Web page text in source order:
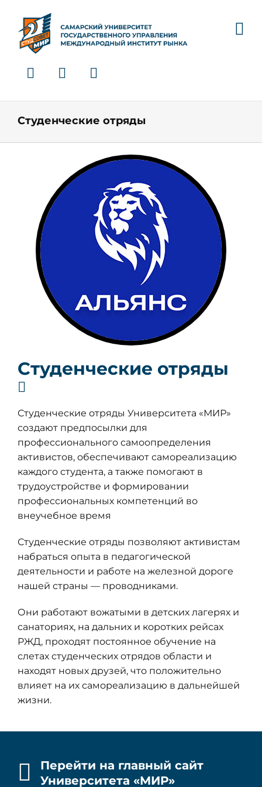
content
Студенческие отряды
Студенческие отряды
Студенческие отряды Университета «МИР»
создают предпосылки для
профессионального самоопределения
активистов, обеспечивают самореализацию
каждого студента, а также помогают в
трудоустройстве и формировании
профессиональных компетенций во
внеучебное время
Студенческие отряды позволяют активистам
набраться опыта в педагогической
деятельности и работе на железной дороге
нашей страны — проводниками.
Они работают вожатыми в детских лагерях и
санаториях, на дальних и коротких рейсах
РЖД, проходят постоянное обучение на
слетах студенческих отрядов области и
находят новых друзей, что положительно
влияет на их самореализацию в дальнейшей
жизни.
Перейти на главный сайт
Университета «МИР»